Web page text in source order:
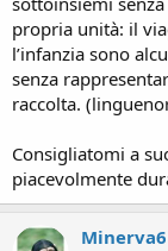
s
s
i
n
e
propria unità: il
l’infanzia sono
senza
raccolta.
Consigliatomi a
piacevolmente
Minerva6